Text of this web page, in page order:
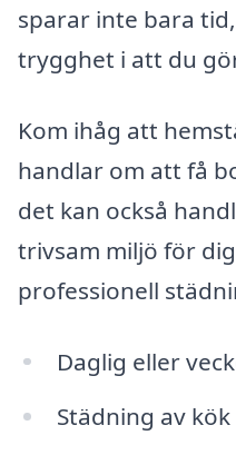
sparar inte bara
trygghet i att du
Kom ihåg att
handlar om att få
det kan också
trivsam miljö för
professionell
Daglig eller
Städning av